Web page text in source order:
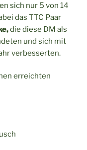
sich nur 5 von 14
das TTC Paar
die diese DM als
und sich mit
verbesserten.
erreichten